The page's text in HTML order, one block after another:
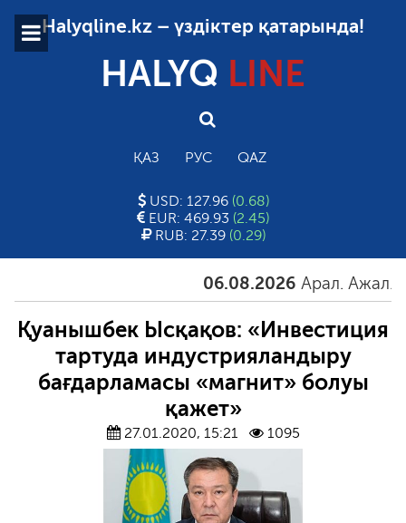
Halyqline.kz – үздіктер қатарында!
HALYQ LINE
ҚАЗ РУС QAZ
USD: 127.96 (0.68)
EUR: 469.93 (2.45)
RUB: 27.39 (0.29)
06.08.2026 Арал. Ажал.
Қуанышбек Ысқақов: «Инвестиция
тартуда индустрияландыру
бағдарламасы «магнит» болуы
қажет»
27.01.2020, 15:21 1095